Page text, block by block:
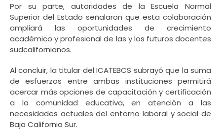
Por su parte, autoridades de la Escuela Normal
Superior del Estado señalaron que esta colaboración
ampliará las oportunidades de crecimiento
académico y profesional de las y los futuros docentes
sudcalifornianos.
Al concluir, la titular del ICATEBCS subrayó que la suma
de esfuerzos entre ambas instituciones permitirá
acercar más opciones de capacitación y certificación
a la comunidad educativa, en atención a las
necesidades actuales del entorno laboral y social de
Baja California Sur.